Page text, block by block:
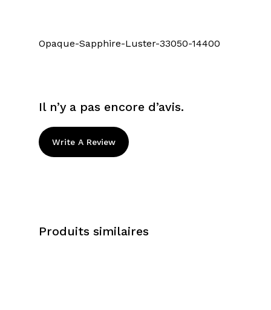
Opaque-Sapphire-Luster-33050-14400
Il n’y a pas encore d’avis.
Write A Review
Produits similaires